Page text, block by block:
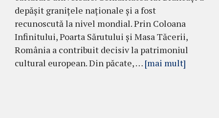
depășit granițele naționale și a fost
recunoscută la nivel mondial. Prin Coloana
Infinitului, Poarta Sărutului și Masa Tăcerii,
România a contribuit decisiv la patrimoniul
cultural european. Din păcate, … [mai mult]